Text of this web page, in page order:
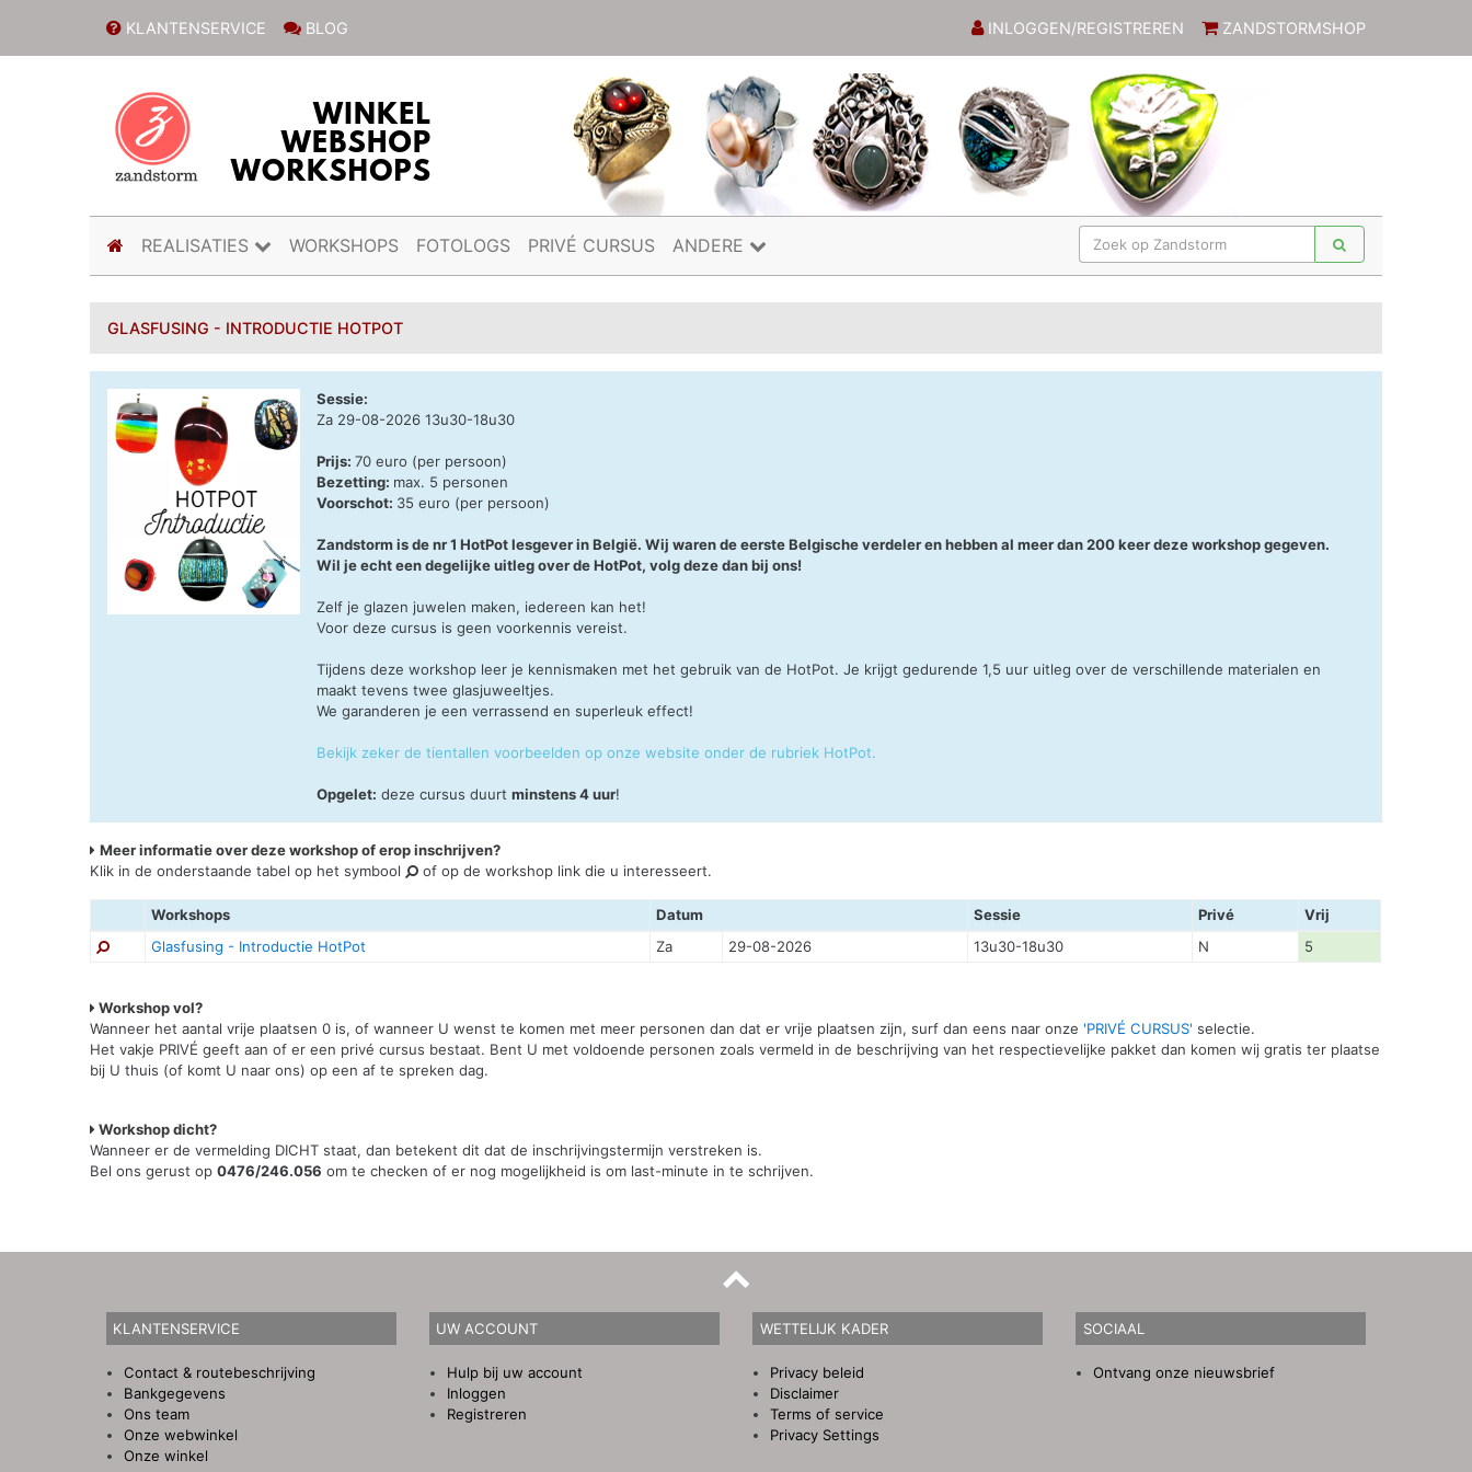
KLANTENSERVICE BLOG INLOGGEN/REGISTREREN ZANDSTORMSHOP
(current)
REALISATIES WORKSHOPS FOTOLOGS PRIVÉ CURSUS ANDERE
GLASFUSING - INTRODUCTIE HOTPOT
Sessie:
Za 29-08-2026 13u30-18u30
Prijs:70 euro (per persoon)
Bezetting: max. 5 personen
Voorschot: 35 euro (per persoon)
Zandstorm is de nr 1 HotPot lesgever in België. Wij waren de eerste Belgische verdeler en hebben al meer dan 200 keer deze workshop gegeven.
Wil je echt een degelijke uitleg over de HotPot, volg deze dan bij ons!
Zelf je glazen juwelen maken, iedereen kan het!
Voor deze cursus is geen voorkennis vereist.
Tijdens deze workshop leer je kennismaken met het gebruik van de HotPot. Je krijgt gedurende 1,5 uur uitleg over de verschillende materialen en
maakt tevens twee glasjuweeltjes.
We garanderen je een verrassend en superleuk effect!
Bekijk zeker de tientallen voorbeelden op onze website onder de rubriek HotPot.
Opgelet: deze cursus duurtminstens 4 uur!
Meer informatie over deze workshop of erop inschrijven?
Klik in de onderstaande tabel op het symbool
of op de workshop link die u interesseert.
Workshops Datum Sessie Privé
Vrij
Glasfusing - Introductie HotPot
Za 29-08-2026 13u30-18u30 N 5
Workshop vol?
Wanneer het aantal vrije plaatsen 0 is, of wanneer U wenst te komen met meer personen dan dat er vrije plaatsen zijn, surf dan eens naar onze 'PRIVÉ CURSUS' selectie.
Het vakje PRIVÉ geeft aan of er een privé cursus bestaat. Bent U met voldoende personen zoals vermeld in de beschrijving van het respectievelijke pakket dan komen wij gratis ter plaatse
bij U thuis (of komt U naar ons) op een af te spreken dag.
Workshop dicht?
Wanneer er de vermelding DICHT staat, dan betekent dit dat de inschrijvingstermijn verstreken is.
Bel ons gerust op0476/246.056 om te checken of er nog mogelijkheid is om last-minute in te schrijven.
KLANTENSERVICE
Contact & routebeschrijving
Bankgegevens
Ons team
Onze webwinkel
Onze winkel
UW ACCOUNT
Hulp bij uw account
Inloggen
Registreren
WETTELIJK KADER
Privacy beleid
Disclaimer
Terms of service
Privacy Settings
SOCIAAL
Ontvang onze nieuwsbrief